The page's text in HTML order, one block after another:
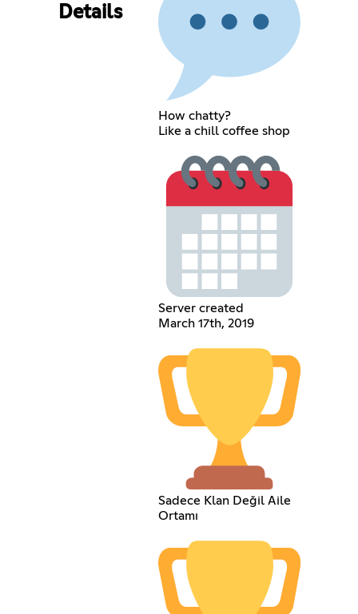
Details
How chatty?
Like a chill coffee shop
Server created
March 17th, 2019
Sadece Klan Değil Aile
Ortamı